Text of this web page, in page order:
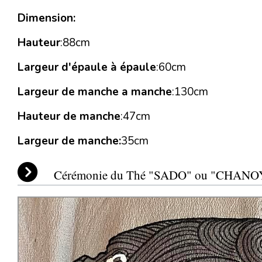
Dimension:
Hauteur:88cm
Largeur d'épaule à épaule:60cm
Largeur de manche a manche:130cm
Hauteur de manche:47cm
Largeur de manche:35cm
Cérémonie du Thé "SADO" ou